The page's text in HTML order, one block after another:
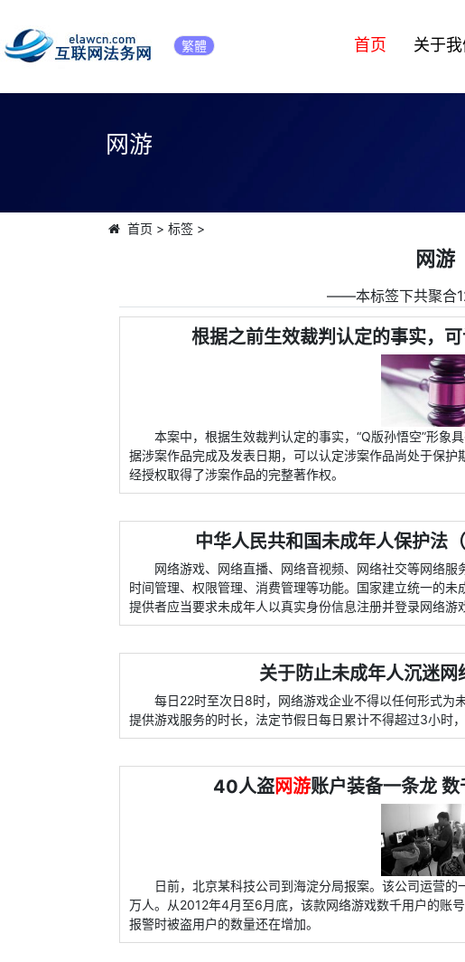
繁體 首页 关于我
网游
首页 > 标签>
网游
――本标签下共聚合
根据之前生效裁判认定的事实，
本案中，根据生效裁判认定的事实，“Q版孙悟空”形象
据涉案作品完成及发表日期，可以认定涉案作品尚处于保护
经授权取得了涉案作品的完整著作权。
中华人民共和国未成年人保护法
网络游戏、网络直播、网络音视频、网络社交等网络
时间管理、权限管理、消费管理等功能。国家建立统一的
提供者应当要求未成年人以真实身份信息注册并登录网络游
关于防止未成年人沉迷
每日22时至次日8时，网络游戏企业不得以任何形式为
提供游戏服务的时长，法定节假日每日累计不得超过3小时
40人盗网游账户装备一条龙
日前，北京某科技公司到海淀分局报案。该公司运营
万人。从2012年4月至6月底，该款网络游戏数千用户的账
报警时被盗用户的数量还在增加。